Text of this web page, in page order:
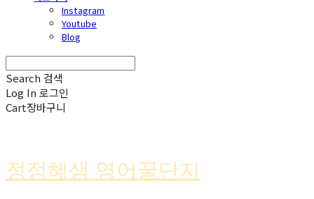
Instagram
Youtube
Blog
Search 검색
Log In 로그인
Cart장바구니
정정혜샘 영어꿀단지